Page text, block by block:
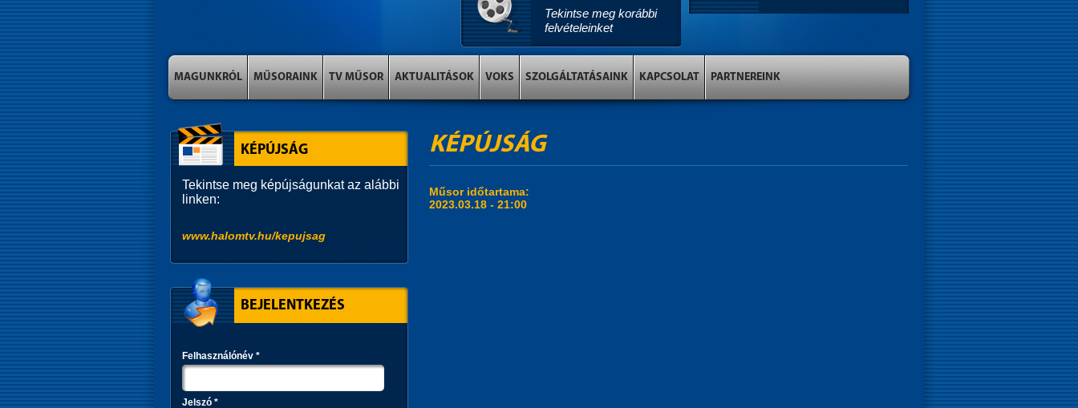
Tekintse meg korábbi
felvételeinket
MAGUNKRÓL MŰSORAINK TV MŰSOR AKTUALITÁSOK VOKS SZOLGÁLTATÁSAINK KAPCSOLAT PARTNEREINK
KÉPÚJSÁG
Műsor időtartama:
2023.03.18 - 21:00
KÉPÚJSÁG
Tekintse meg képújságunkat az alábbi
linken:
www.halomtv.hu/kepujsag
BEJELENTKEZÉS
Felhasználónév *
Jelszó *